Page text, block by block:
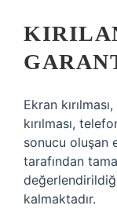
Ekran
kırılması,
sonucu oluşan
tarafından
kalmaktadır.